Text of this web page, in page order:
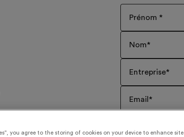
Prénom *
Nom*
Entreprise*
Email *
you agree to the storing of cookies on your device to enhance site